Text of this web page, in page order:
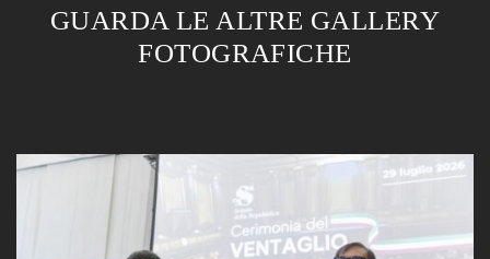
GUARDA LE ALTRE GALLERY
FOTOGRAFICHE